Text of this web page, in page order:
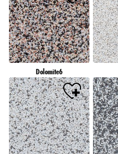
Dolomite6